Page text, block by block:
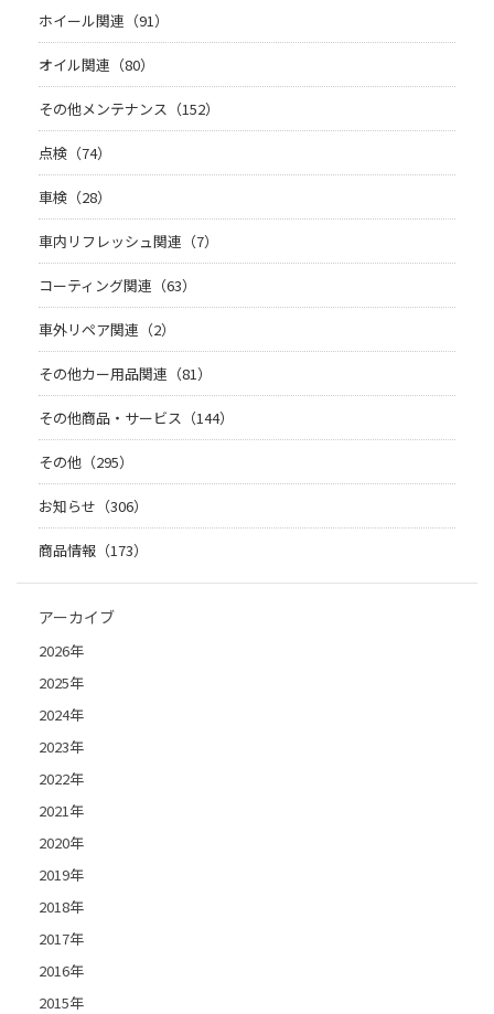
ホイール関連（91）
オイル関連（80）
その他メンテナンス（152）
点検（74）
車検（28）
車内リフレッシュ関連（7）
コーティング関連（63）
車外リペア関連（2）
その他カー用品関連（81）
その他商品・サービス（144）
その他（295）
お知らせ（306）
商品情報（173）
アーカイブ
2026年
2025年
2024年
2023年
2022年
2021年
2020年
2019年
2018年
2017年
2016年
2015年